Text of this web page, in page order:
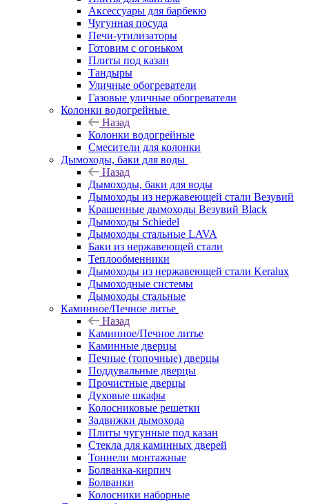
Аксессуары для барбекю
Чугунная посуда
Печи-утилизаторы
Готовим с огоньком
Плиты под казан
Тандыры
Уличные обогреватели
Газовые уличные обогреватели
Колонки водогрейные
Назад
Колонки водогрейные
Смесители для колонки
Дымоходы, баки для воды
Назад
Дымоходы, баки для воды
Дымоходы из нержавеющей стали Везувий
Крашенные дымоходы Везувий Black
Дымоходы Schiedel
Дымоходы стальные LAVA
Баки из нержавеющей стали
Теплообменники
Дымоходы из нержавеющей стали Keralux
Дымоходные системы
Дымоходы стальные
Каминное/Печное литье
Назад
Каминное/Печное литье
Каминные дверцы
Печные (топочные) дверцы
Поддувальные дверцы
Прочистные дверцы
Духовые шкафы
Колосниковые решетки
Задвижки дымохода
Плиты чугунные под казан
Стекла для каминных дверей
Тоннели монтажные
Болванка-кирпич
Болванки
Колосники наборные